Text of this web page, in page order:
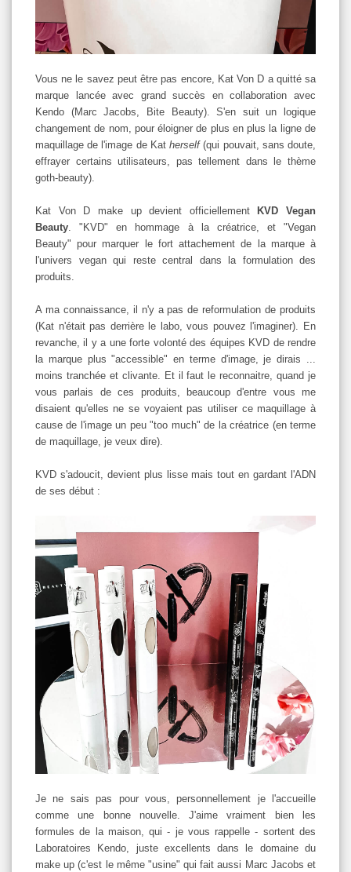
Vous ne le savez peut être pas encore, Kat Von D a quitté sa
marque lancée avec grand succès en collaboration avec
Kendo (Marc Jacobs, Bite Beauty). S'en suit un logique
changement de nom, pour éloigner de plus en plus la ligne de
maquillage de l'image de Katherself(qui pouvait, sans doute,
effrayer certains utilisateurs, pas tellement dans le thème
goth-beauty).
Kat Von D make up devient officiellement
KVD Vegan
Beauty . "KVD" en hommage à la créatrice, et "Vegan
Beauty" pour marquer le fort attachement de la marque à
l'univers vegan qui reste central dans la formulation des
produits.
A ma connaissance, il n'y a pas de reformulation de produits
(Kat n'était pas derrière le labo, vous pouvez l'imaginer). En
revanche, il y a une forte volonté des équipes KVD de rendre
la marque plus "accessible" en terme d'image, je dirais ...
moins tranchée et clivante. Et il faut le reconnaitre, quand je
vous parlais de ces produits, beaucoup d'entre vous me
disaient qu'elles ne se voyaient pas utiliser ce maquillage à
cause de l'image un peu "too much" de la créatrice (en terme
de maquillage, je veux dire).
KVD s'adoucit, devient plus lisse mais tout en gardant l'ADN
de ses début :
Je ne sais pas pour vous, personnellement je l'accueille
comme une bonne nouvelle. J'aime vraiment bien les
formules de la maison, qui - je vous rappelle - sortent des
Laboratoires Kendo, juste excellents dans le domaine du
make up (c'est le même "usine" qui fait aussi Marc Jacobs et